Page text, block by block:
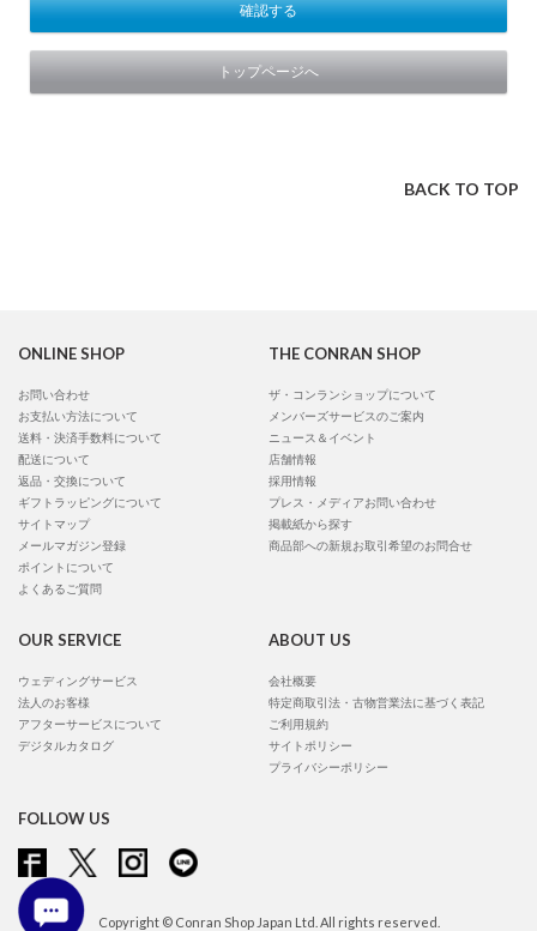
確認する
トップページへ
BACK TO TOP
ONLINE SHOP
お問い合わせ
お支払い方法について
送料・決済手数料について
配送について
返品・交換について
ギフトラッピングについて
サイトマップ
メールマガジン登録
ポイントについて
よくあるご質問
THE CONRAN SHOP
ザ・コンランショップについて
メンバーズサービスのご案内
ニュース＆イベント
店舗情報
採用情報
プレス・メディアお問い合わせ
掲載紙から探す
商品部への新規お取引希望のお問合せ
OUR SERVICE
ウェディングサービス
法人のお客様
アフターサービスについて
デジタルカタログ
ABOUT US
会社概要
特定商取引法・古物営業法に基づく表記
ご利用規約
サイトポリシー
プライバシーポリシー
FOLLOW US
Copyright © Conran Shop Japan Ltd. All rights reserved.